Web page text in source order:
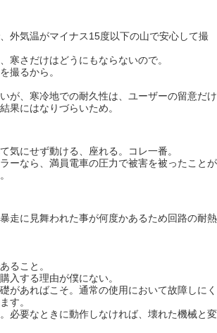
外気温がマイナス15度以下の山で安心して撮
寒さだけはどうにもならないので。
撮るから。
が、寒冷地での耐久性は、ユーザーの留意だけ
果にはなりづらいため。
気にせず動ける、座れる。コレ一番。
ーなら、満員電車の圧力で被害を被ったことが
走に見舞われた事が何度かあるため回路の耐熱
ること。
入する理由が僕にない。
があればこそ。通常の使用において故障しにく
す。
必要なときに動作しなければ、壊れた機械と変